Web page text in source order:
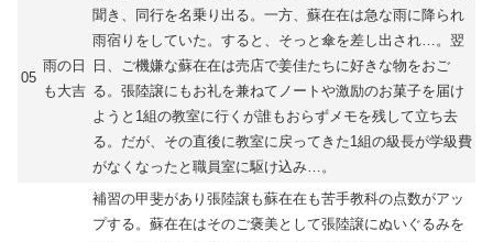
05
雨の日
も大吉
聞き、同行を名乗り出る。一方、蘇在在は急な雨に降られ
雨宿りをしていた。すると、そっと傘を差し出され…。翌
日、ご機嫌な蘇在在は売店で姜佳たちに好きな物をおご
る。張陸譲にもお礼を兼ねてノートや激励のお菓子を届け
ようと1組の教室に行くが誰もおらずメモを残して立ち去
る。だが、その直後に教室に戻ってきた1組の級長が学級費
がなくなったと職員室に駆け込み…。
補習の甲斐があり張陸譲も蘇在在も苦手教科の点数がアッ
プする。蘇在在はそのご褒美として張陸譲にぬいぐるみを